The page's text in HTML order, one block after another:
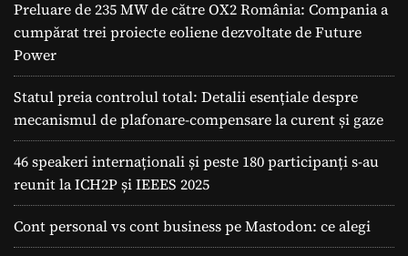
Preluare de 235 MW de către OX2 România: Compania a
cumpărat trei proiecte eoliene dezvoltate de Future
Power
Statul preia controlul total: Detalii esențiale despre
mecanismul de plafonare-compensare la curent și gaze
46 speakeri internaționali și peste 180 participanți s-au
reunit la ICH2P și IEEES 2025
Cont personal vs cont business pe Mastodon: ce alegi